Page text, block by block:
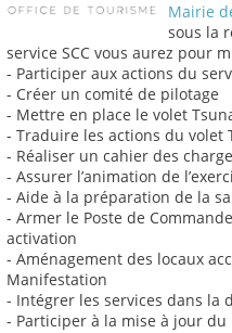
Mairie
sous la
service SCC vous aurez pour
- Participer aux actions du
- Créer un comité de pilotage
- Mettre en place le volet
- Traduire les actions du volet
- Réaliser un cahier des
- Assurer l’animation de
- Aide à la préparation de la
- Armer le Poste de
activation
- Aménagement des locaux
Manifestation
- Intégrer les services dans la
- Participer à la mise à jour du